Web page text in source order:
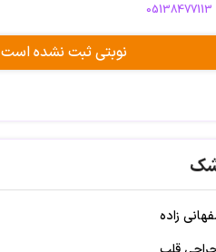
05138477113
نوبتی ثبت نشده است
زاده